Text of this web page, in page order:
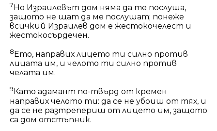
7Но Израилевът дом няма да те послуша,
защото не щат да ме послушат; понеже
всичкий Израилев дом е жестокочелест и
жестокосърдечен.
8 Ето, направих лицето ти силно против
лицата им, и челото ти силно против
челата им.
9 Като адамант по-твърд от кремен
направих челото ти: да се не убоиш от тях, и
да се не разтрепериш от лицето им, защото
са дом отстъпник.